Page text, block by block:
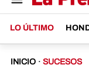
LO ÚLTIMO
INICIO · SUCESOS